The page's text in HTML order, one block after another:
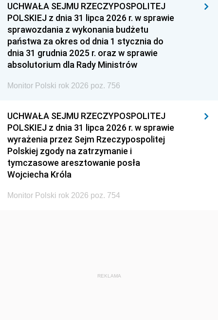
1939 1938 1937
1936 1930
UCHWAŁA SEJMU RZECZYPOSPOLITEJ
POLSKIEJ z dnia 31 lipca 2026 r. w sprawie
sprawozdania z wykonania budżetu
państwa za okres od dnia 1 stycznia do
dnia 31 grudnia 2025 r. oraz w sprawie
absolutorium dla Rady Ministrów
Monitor Polski rok 2026 poz. 756
UCHWAŁA SEJMU RZECZYPOSPOLITEJ
POLSKIEJ z dnia 31 lipca 2026 r. w sprawie
wyrażenia przez Sejm Rzeczypospolitej
Polskiej zgody na zatrzymanie i
tymczasowe aresztowanie posła
Wojciecha Króla
Monitor Polski rok 2026 poz. 754
REKLAMA